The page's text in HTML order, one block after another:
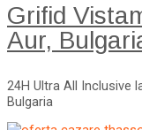
Grifid
Aur,
24H Ultra All Inclusive
Bulgaria